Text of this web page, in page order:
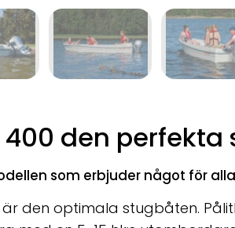
400 den
som erbjuder något för alla
är den optimala stugbåten.